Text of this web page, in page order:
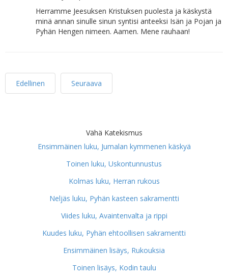
Herramme Jeesuksen Kristuksen puolesta ja käskystä
minä annan sinulle sinun syntisi anteeksi Isän ja Pojan ja
Pyhän Hengen nimeen. Aamen. Mene rauhaan!
Edellinen Seuraava
Vähä Katekismus
Ensimmäinen luku, Jumalan kymmenen käskyä
Toinen luku, Uskontunnustus
Kolmas luku, Herran rukous
Neljäs luku, Pyhän kasteen sakramentti
Viides luku, Avaintenvalta ja rippi
Kuudes luku, Pyhän ehtoollisen sakramentti
Ensimmäinen lisäys, Rukouksia
Toinen lisäys, Kodin taulu